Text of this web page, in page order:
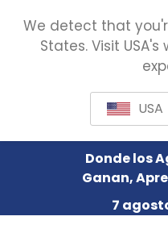
Donde los
Ganan,
7
We detect that
States. Visit
USA